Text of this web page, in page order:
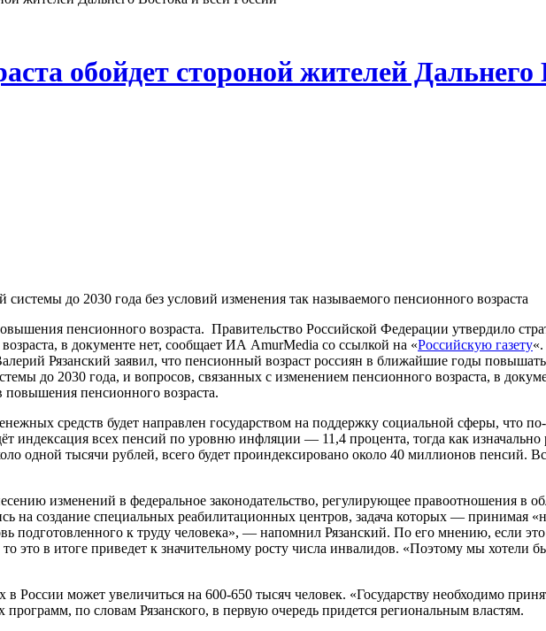
обойдет стороной жителей Дальнего
системы до 2030 года без условий изменения так называемого пенсионного возраста
пенсионного возраста. Правительство Российской Федерации утвердило
в документе нет, сообщает ИА AmurMedia со ссылкой на «Российскую газету«.
Рязанский заявил, что пенсионный возраст россиян в ближайшие годы
до 2030 года, и вопросов, связанных с изменением пенсионного возраста, в
пенсионного возраста.
средств будет направлен государством на поддержку социальной сферы, что
индексация всех пенсий по уровню инфляции — 11,4 процента, тогда как
одной тысячи рублей, всего будет проиндексировано около 40 миллионов пенсий.
изменений в федеральное законодательство, регулирующее правоотношения в
на создание специальных реабилитационных центров, задача которых — принимая
подготовленного к труду человека», — напомнил Рязанский. По его мнению, если
это в итоге приведет к значительному росту числа инвалидов. «Поэтому мы хотели
России может увеличиться на 600-650 тысяч человек. «Государству необходимо
по словам Рязанского, в первую очередь придется региональным властям.